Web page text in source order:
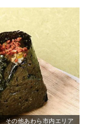
その他あわら市内エリア